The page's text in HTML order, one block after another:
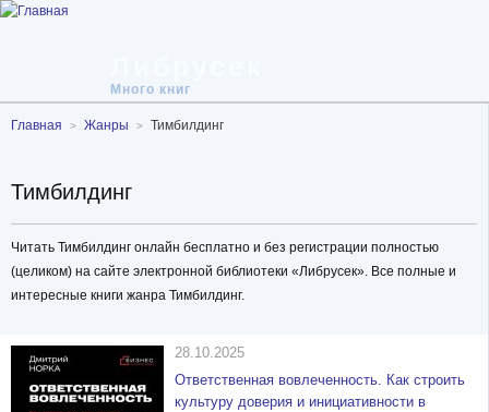
Много книг
Главная Жанры Тимбилдинг
Тимбилдинг
Читать Тимбилдинг онлайн бесплатно и без регистрации полностью
(целиком) на сайте электронной библиотеки «Либрусек». Все полные и
интересные книги жанра Тимбилдинг.
28.10.2025
Ответственная вовлеченность. Как строить
культуру доверия и инициативности в